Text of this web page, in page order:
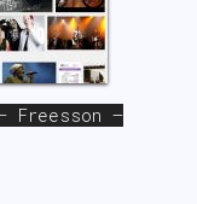
Freesson –